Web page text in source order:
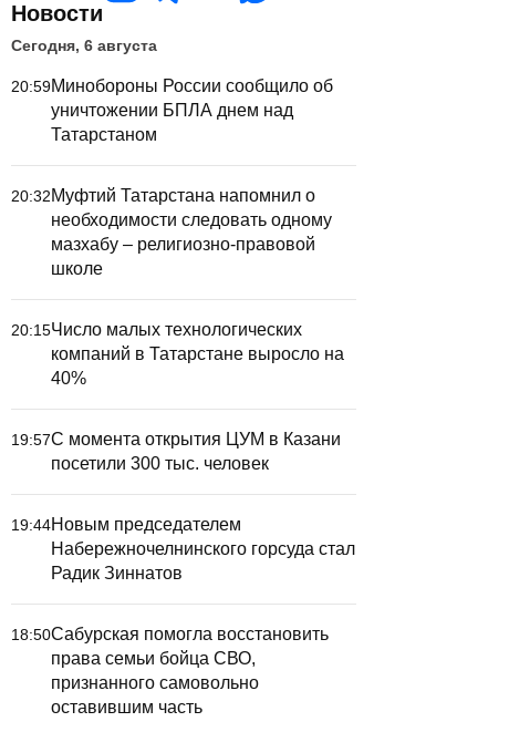
Новости
Сегодня, 6 августа
20:59Минобороны России сообщило об
уничтожении БПЛА днем над
Татарстаном
20:32Муфтий Татарстана напомнил о
необходимости следовать одному
мазхабу – религиозно-правовой
школе
20:15Число малых технологических
компаний в Татарстане выросло на
40%
19:57С момента открытия ЦУМ в Казани
посетили 300 тыс. человек
19:44Новым председателем
Набережночелнинского горсуда стал
Радик Зиннатов
18:50Сабурская помогла восстановить
права семьи бойца СВО,
признанного самовольно
оставившим часть